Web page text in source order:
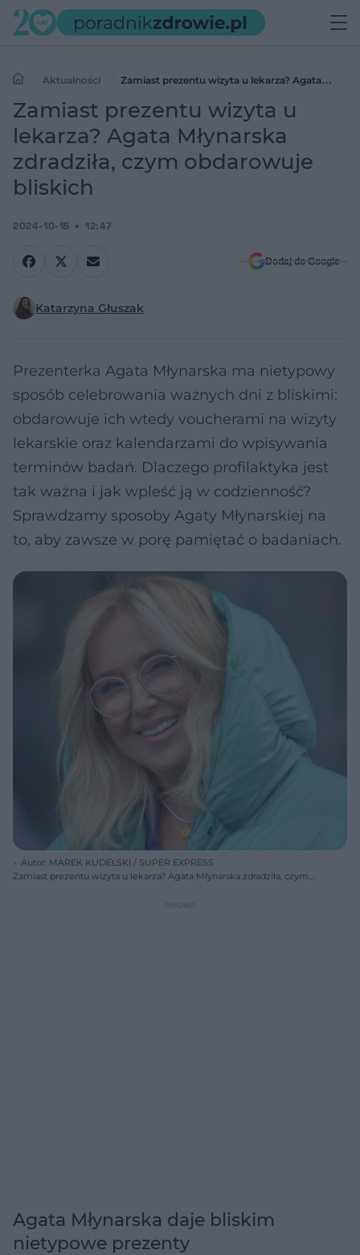
Aktualności
Zamiast prezentu wizyta u lekarza? Agata
Młynarska zdradziła, czym obdarowuje bliskich
Zamiast prezentu wizyta u
lekarza? Agata Młynarska
zdradziła, czym obdarowuje
bliskich
2024-10-15 12:47
Dodaj do Google
Katarzyna Głuszak
Prezenterka Agata Młynarska ma nietypowy
sposób celebrowania ważnych dni z bliskimi:
obdarowuje ich wtedy voucherami na wizyty
lekarskie oraz kalendarzami do wpisywania
terminów badań. Dlaczego profilaktyka jest
tak ważna i jak wpleść ją w codzienność?
Sprawdzamy sposoby Agaty Młynarskiej na
to, aby zawsze w porę pamiętać o badaniach.
Autor: MAREK KUDELSKI / SUPER EXPRESS
Zamiast prezentu wizyta u lekarza? Agata Młynarska zdradziła, czym
Agata Młynarska daje bliskim
nietypowe prezenty